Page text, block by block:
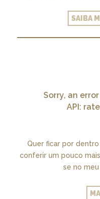
SAIBA
Sorry, an
API:
Quer ficar por
conferir um pouco
se no meu